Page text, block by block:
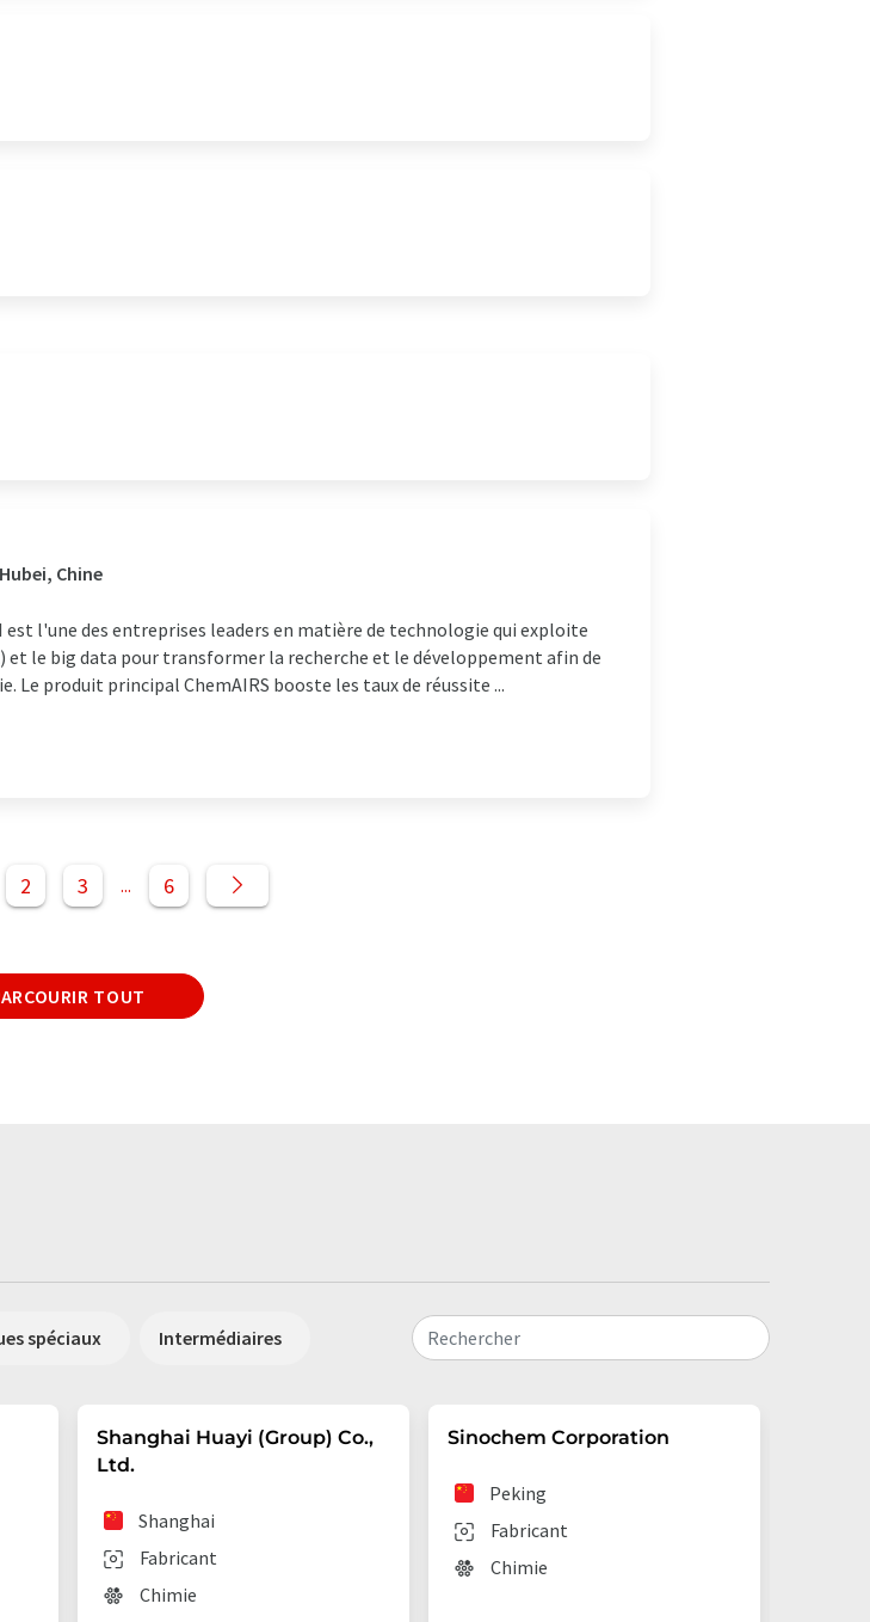
Chine
est l'une des entreprises leaders en matière de technologie qui exploite
le big data pour transformer la recherche et le développement afin de
Le produit principal ChemAIRS booste les taux de réussite ...
2 3 ... 6
TOUT
spéciaux Intermédiaires Rechercher
Shanghai Huayi (Group) Co.,
Ltd.
Fabricant
Shanghai
Chimie
Sinochem Corporation
Fabricant
Peking
Chimie